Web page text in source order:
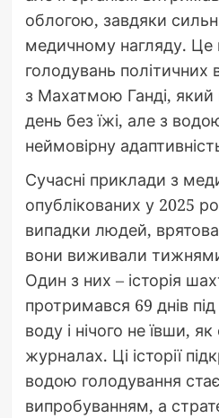
облогою, завдяки
медичному нагляду. Це
голодувань політичних
з Махатмою Ганді,
день без їжі, але з
неймовірну
Сучасні приклади з
опублікованих у 2025
випадки людей,
вони виживали
Один з них – історія
протримався 69 днів
воду і нічого не ївши,
журналах. Ці історії
водою голодування
випробуванням, а